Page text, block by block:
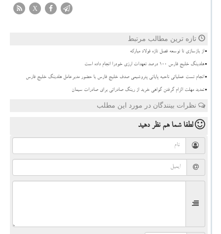
X
تازه ترین مطالب مرتبط
از بازسازی تا توسعه فصل تازه فولاد مبارکه
هلدینگ خلیج فارس ۱۰۰ درصد تعهدات ارزی خودرا انجام داده است
انجام تست عملیاتی ناحیه پایانی پتروشیمی صدف خلیج فارس با حضور مدیرعامل هلدینگ خلیج فارس
تمدید مهلت الزام گرفتن گواهی خرید از رینگ صادراتی برای صادرات سیمان
نظرات بینندگان در مورد این مطلب
لطفا شما همنظر دهید